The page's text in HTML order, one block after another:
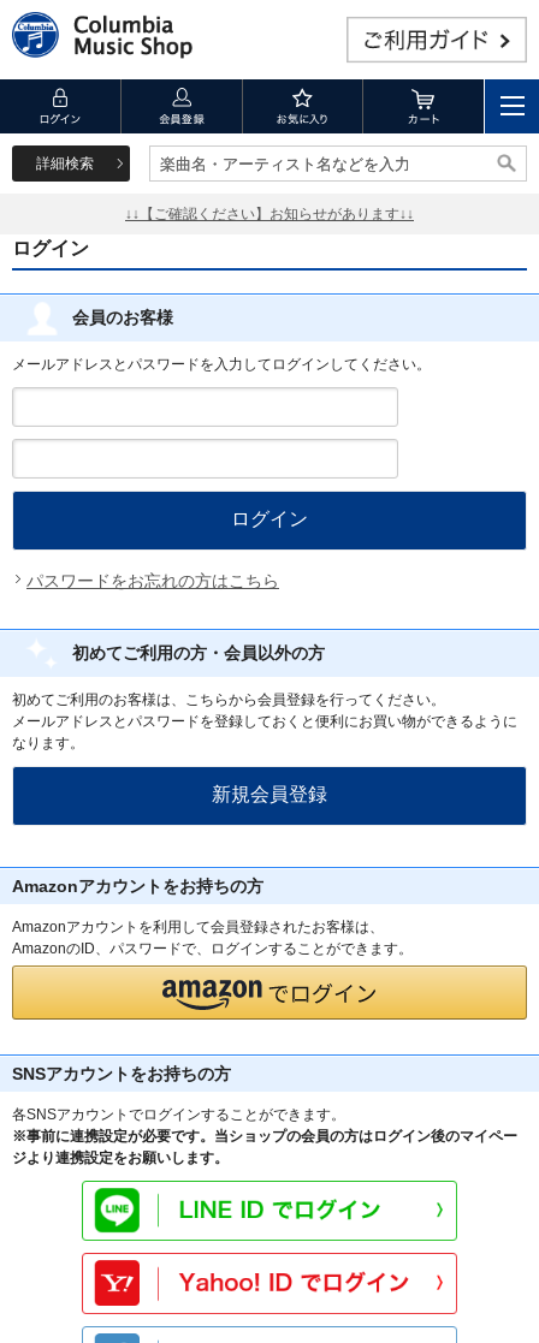
詳細検索 楽曲名・アーティスト名などを入力
楽曲名・アーティスト名などを入力
↓↓【ご確認ください】お知らせがあります↓↓
ログイン
会員のお客様
メールアドレスとパスワードを入力してログインしてください。
パスワードをお忘れの方はこちら
初めてご利用の方・会員以外の方
初めてご利用のお客様は、こちらから会員登録を行ってください。
メールアドレスとパスワードを登録しておくと便利にお買い物ができるように
なります。
Amazonアカウントをお持ちの方
Amazonアカウントを利用して会員登録されたお客様は、
AmazonのID、パスワードで、ログインすることができます。
SNSアカウントをお持ちの方
各SNSアカウントでログインすることができます。
※事前に連携設定が必要です。当ショップの会員の方はログイン後のマイペー
ジより連携設定をお願いします。